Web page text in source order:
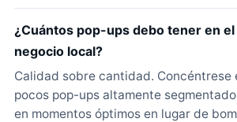
¿Cuántos pop-ups debo tener en
negocio local?
Calidad sobre cantidad. Concéntrese
pocos pop-ups altamente
en momentos óptimos en lugar de